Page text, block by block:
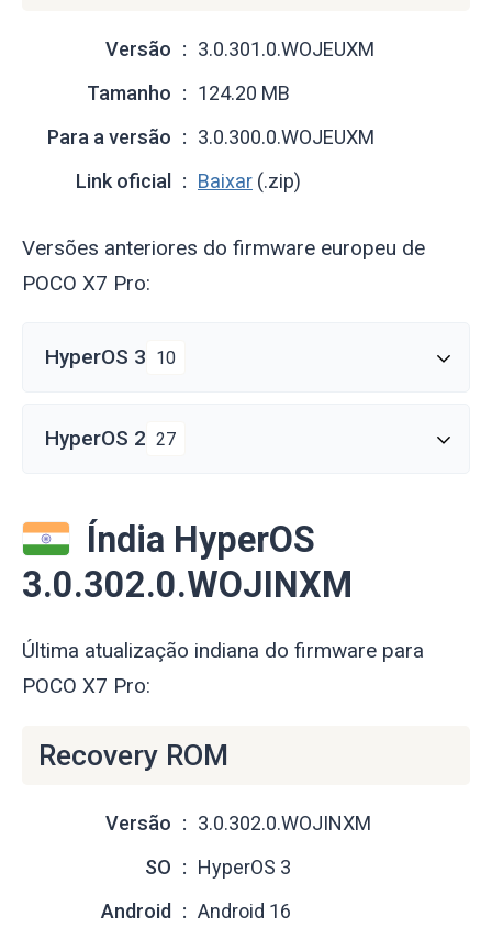
Versão
3.0.301.0.WOJEUXM
Tamanho
124.20 MB
Para a versão
3.0.300.0.WOJEUXM
Link oficial
Baixar (.zip)
Versões anteriores do firmware europeu de
POCO X7 Pro:
HyperOS 3 10
HyperOS 2 27
Índia HyperOS
3.0.302.0.WOJINXM
Última atualização indiana do firmware para
POCO X7 Pro:
Recovery ROM
Versão
3.0.302.0.WOJINXM
SO
HyperOS 3
Android
Android 16